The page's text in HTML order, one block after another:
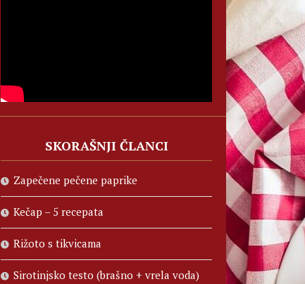
SKORAŠNJI ČLANCI
Zapečene pečene paprike
Kečap – 5 recepata
Rižoto s tikvicama
Sirotinjsko testo (brašno + vrela voda)